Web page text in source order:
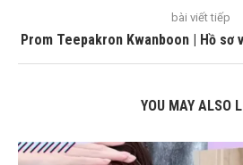
bài viết tiếp
Prom Teepakron Kwanboon | Hồ sơ
YOU MAY ALSO